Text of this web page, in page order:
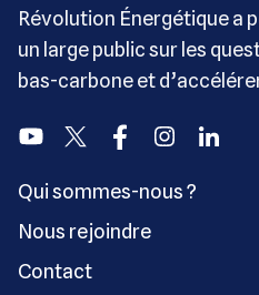
Révolution Énergétique a
un large public sur les
bas-carbone et
YoutubeTwitter FacebookInstagramLinkedin
Qui sommes-nous ?
Nous rejoindre
Contact